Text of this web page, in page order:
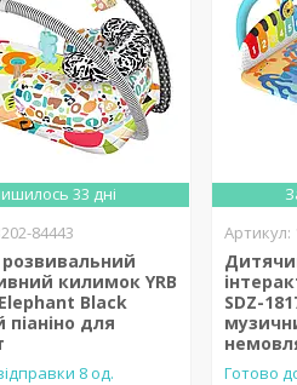
33 дні
84443
килимок YRB
Black
для
8 од.
SDZ-
Готово